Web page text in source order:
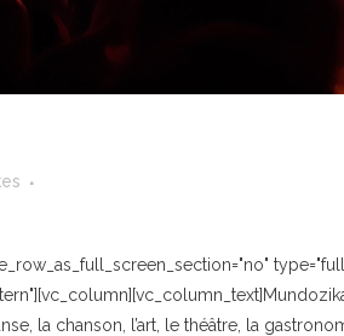
la chanson, l’art, le théâtre, la